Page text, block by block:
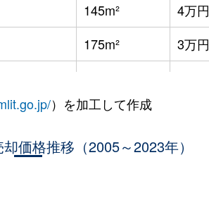
145m² 4万円
175m² 3万円
230m²
350m² 5万円
）を加工して作成
価格推移（2005～2023年）